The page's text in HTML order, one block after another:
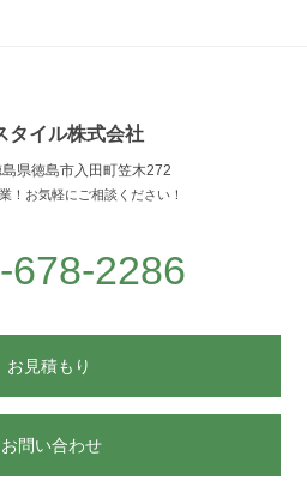
タイル株式会社
県徳島市入田町笠木272
！お気軽にご相談ください！
678-2286
お見積もり
お問い合わせ